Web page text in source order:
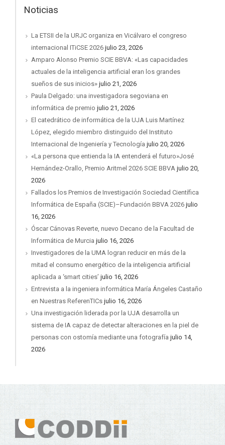
Noticias
La ETSII de la URJC organiza en Vicálvaro el congreso
internacional ITiCSE 2026 julio 23, 2026
Amparo Alonso Premio SCIE BBVA: «Las capacidades
actuales de la inteligencia artificial eran los grandes
sueños de sus inicios» julio 21, 2026
Paula Delgado: una investigadora segoviana en
informática de premio julio 21, 2026
El catedrático de informática de la UJA Luis Martínez
López, elegido miembro distinguido del Instituto
Internacional de Ingeniería y Tecnología julio 20, 2026
«La persona que entienda la IA entenderá el futuro»José
Hernández-Orallo, Premio Aritmel 2026 SCIE BBVA julio 20,
2026
Fallados los Premios de Investigación Sociedad Científica
Informática de España (SCIE)–Fundación BBVA 2026 julio
16, 2026
Óscar Cánovas Reverte, nuevo Decano de la Facultad de
Informática de Murcia julio 16, 2026
Investigadores de la UMA logran reducir en más de la
mitad el consumo energético de la inteligencia artificial
aplicada a ‘smart cities’ julio 16, 2026
Entrevista a la ingeniera informática María Ángeles Castaño
en Nuestras ReferenTICs julio 16, 2026
Una investigación liderada por la UJA desarrolla un
sistema de IA capaz de detectar alteraciones en la piel de
personas con ostomía mediante una fotografía julio 14,
2026